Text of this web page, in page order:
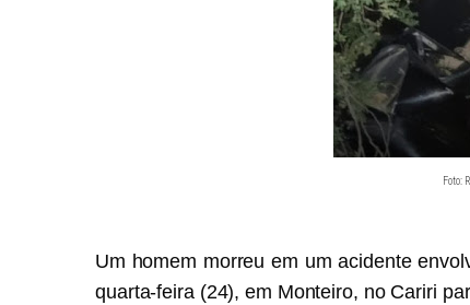
Foto:
Um homem morreu em um acidente
quarta-feira (24), em Monteiro, no Cariri